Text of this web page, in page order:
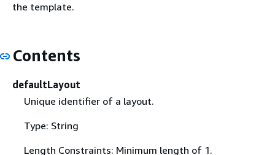
the template.
Contents
defaultLayout
Unique identifier of a layout.
Type: String
Length Constraints: Minimum length of 1.